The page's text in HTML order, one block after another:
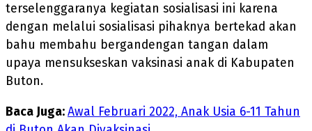
terselenggaranya kegiatan sosialisasi ini karena
dengan melalui sosialisasi pihaknya bertekad akan
bahu membahu bergandengan tangan dalam
upaya mensukseskan vaksinasi anak di Kabupaten
Buton.
Baca Juga:Awal Februari 2022, Anak Usia 6-11 Tahun